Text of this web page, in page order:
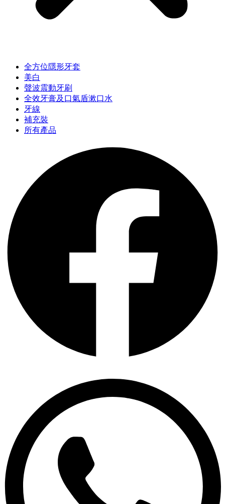
全方位隱形牙套
美白
聲波震動牙刷
全效牙膏及口氣盾漱口水
牙線
補充裝
所有產品